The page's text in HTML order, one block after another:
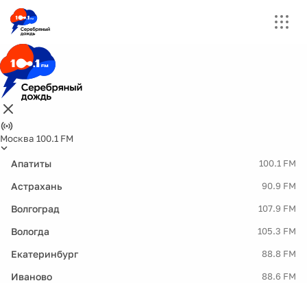
Москва 100.1 FM
Апатиты 100.1 FM
Астрахань 90.9 FM
Волгоград 107.9 FM
Вологда 105.3 FM
Екатеринбург 88.8 FM
Иваново 88.6 FM